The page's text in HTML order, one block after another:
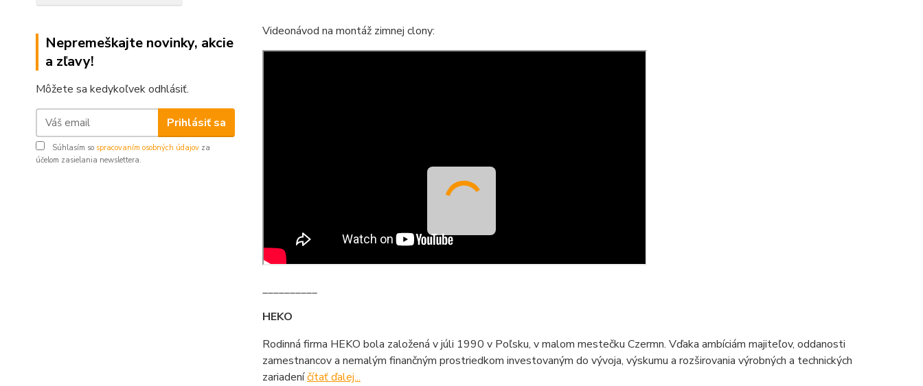
Nepremeškajte novinky, akcie
a zľavy!
Môžete sa kedykoľvek odhlásiť.
Prihlásiť sa
Súhlasím so spracovaním osobných údajov za
účelom zasielania newslettera.
Videonávod na montáž zimnej clony:
__________
HEKO
Rodinná firma HEKO bola založená v júli 1990 v Poľsku, v malom mestečku Czermn. Vďaka ambíciám majiteľov, oddanosti
zamestnancov a nemalým finančným prostriedkom investovaným do vývoja, výskumu a rozširovania výrobných a technických
zariadeníčítať ďalej...